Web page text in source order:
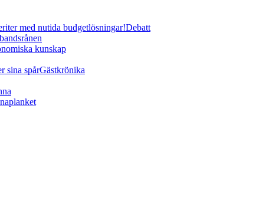
med nutida budgetlösningar!Debatt
kunskap
sina spårGästkrönika
planket